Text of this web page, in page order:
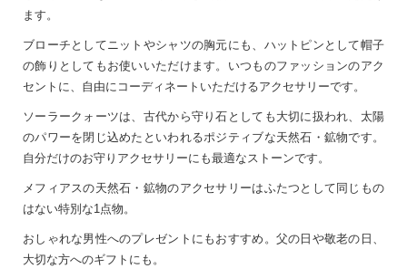
ます。
ブローチとしてニットやシャツの胸元にも、ハットピンとして帽子
の飾りとしてもお使いいただけます。いつものファッションのアク
セントに、自由にコーディネートいただけるアクセサリーです。
ソーラークォーツは、古代から守り石としても大切に扱われ、太陽
のパワーを閉じ込めたといわれるポジティブな天然石・鉱物です。
自分だけのお守りアクセサリーにも最適なストーンです。
メフィアスの天然石・鉱物のアクセサリーはふたつとして同じもの
はない特別な1点物。
おしゃれな男性へのプレゼントにもおすすめ。父の日や敬老の日、
大切な方へのギフトにも。